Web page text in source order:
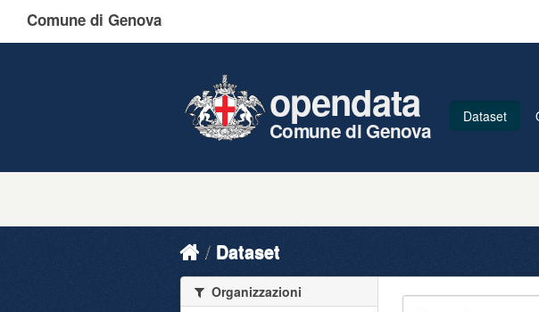
Comune di Genova
opendata
Comune di Genova
Dataset
Dataset
Organizzazioni